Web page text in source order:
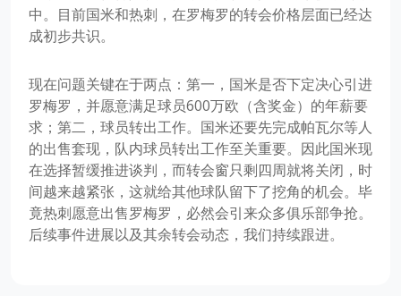
中。目前国米和热刺，在罗梅罗的转会价格层面已经达
成初步共识。
现在问题关键在于两点：第一，国米是否下定决心引进
罗梅罗，并愿意满足球员600万欧（含奖金）的年薪要
求；第二，球员转出工作。国米还要先完成帕瓦尔等人
的出售套现，队内球员转出工作至关重要。因此国米现
在选择暂缓推进谈判，而转会窗只剩四周就将关闭，时
间越来越紧张，这就给其他球队留下了挖角的机会。毕
竟热刺愿意出售罗梅罗，必然会引来众多俱乐部争抢。
后续事件进展以及其余转会动态，我们持续跟进。